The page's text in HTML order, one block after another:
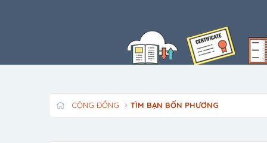
CỘNG ĐỒNG TÌM BẠN BỐN PHƯƠNG